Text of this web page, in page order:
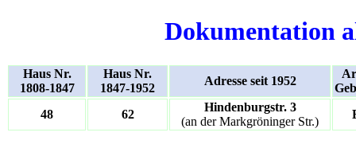
Dokumentation
Haus Nr.
1808-1847
Haus Nr.
1847-1952
Adresse seit 1952
48
62
Hindenburgstr. 3
(an der Markgröninger Str.)